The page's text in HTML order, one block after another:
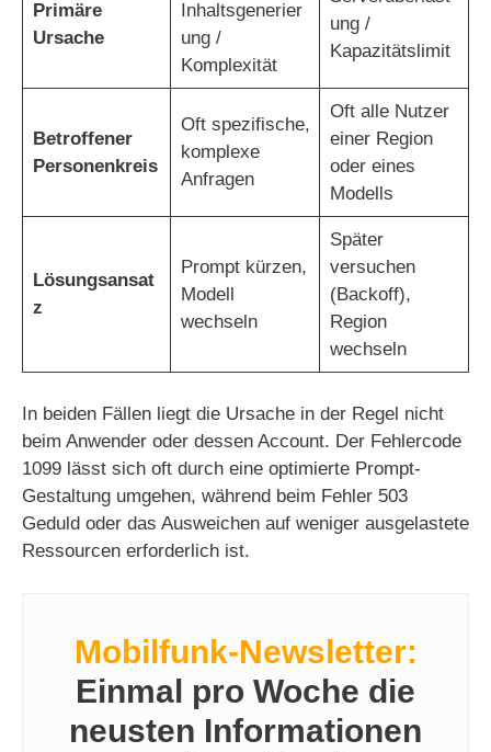
Primäre
Ursache
Inhaltsgenerier
ung /
Komplexität
ung /
Kapazitätslimit
Betroffener
Personenkreis
Oft spezifische,
komplexe
Anfragen
Oft alle Nutzer
einer Region
oder eines
Modells
Lösungsansat
z
Prompt kürzen,
Modell
wechseln
Später
versuchen
(Backoff),
Region
wechseln
In beiden Fällen liegt die Ursache in der Regel nicht
beim Anwender oder dessen Account. Der Fehlercode
1099 lässt sich oft durch eine optimierte Prompt-
Gestaltung umgehen, während beim Fehler 503
Geduld oder das Ausweichen auf weniger ausgelastete
Ressourcen erforderlich ist.
Mobilfunk-Newsletter:
Einmal pro Woche die
neusten Informationen